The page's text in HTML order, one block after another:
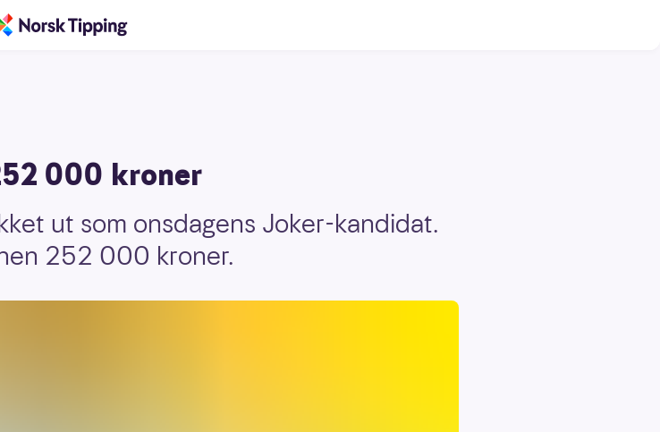
000 kroner
ut som onsdagens Joker-kandidat.
252 000 kroner.